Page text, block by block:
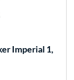
Imperial 1,